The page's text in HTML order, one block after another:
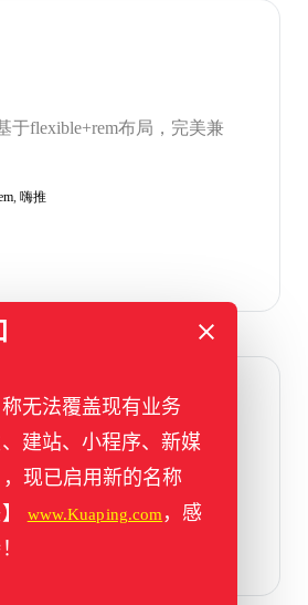
于flexible+rem布局，完美兼
, 嗨推
版 ,手机端
无法覆盖现有业务
、建站、小程序、新媒
现已启用新的名称
www.Kuaping.com ，感